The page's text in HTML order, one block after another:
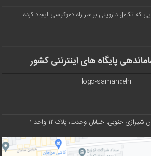
که تکامل داروینی بر سر راه دموکراسی ایجاد کرده
پایگاه های اینترنتی کشور
شیرازی جنوبی، خیابان وحدت، پلاک ۱۲ واحد ۱